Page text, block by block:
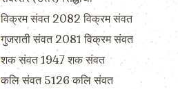
विक्रम संवत 2082 विक्रम संवत
गुजराती संवत 2081 विक्रम संवत
शक संवत 1947 शक संवत
कलि संवत 5126 कलि संवत